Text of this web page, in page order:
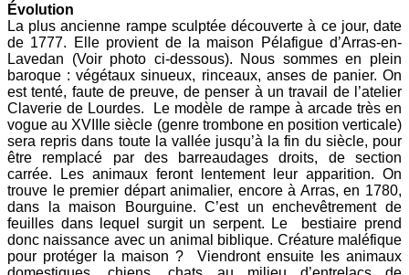
Évolution
La plus ancienne rampe sculptée découverte à ce jour, date
de 1777. Elle provient de la maison Pélafigue d’Arras-en-
Lavedan (Voir photo ci-dessous). Nous sommes en plein
baroque : végétaux sinueux, rinceaux, anses de panier. On
est tenté, faute de preuve, de penser à un travail de l’atelier
Claverie de Lourdes. Le modèle de rampe à arcade très en
vogue au XVIIIe siècle (genre trombone en position verticale)
sera repris dans toute la vallée jusqu’à la fin du siècle, pour
être remplacé par des barreaudages droits, de section
carrée. Les animaux feront lentement leur apparition. On
trouve le premier départ animalier, encore à Arras, en 1780,
dans la maison Bourguine. C’est un enchevêtrement de
feuilles dans lequel surgit un serpent. Le bestiaire prend
donc naissance avec un animal biblique. Créature maléfique
pour protéger la maison ? Viendront ensuite les animaux